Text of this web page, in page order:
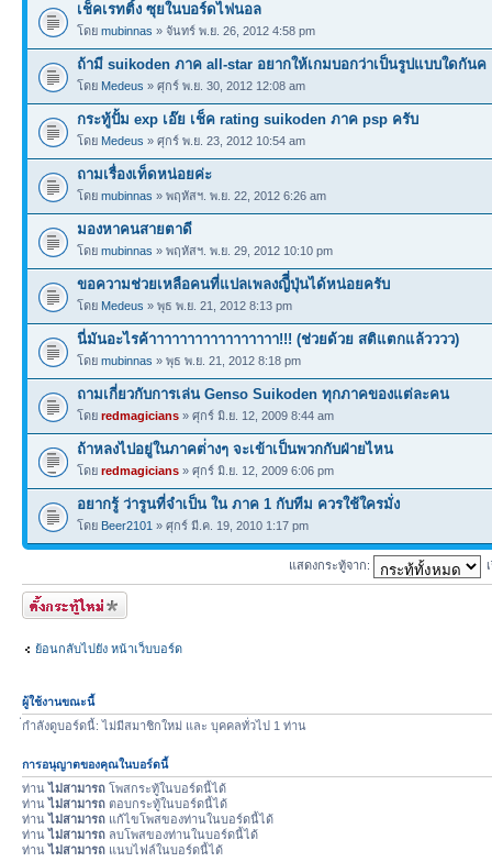
เช็คเรทติ้ง ซุยในบอร์ดไฟนอล
โดย mubinnas » จันทร์ พ.ย. 26, 2012 4:58 pm
ถ้ามี suikoden ภาค all-star อยากให้เกมบอกว่าเป็นรูปแบบใดกันค
โดย Medeus » ศุกร์ พ.ย. 30, 2012 12:08 am
กระทู้ปั้ม exp เอ๊ย เช็ค rating suikoden ภาค psp ครับ
โดย Medeus » ศุกร์ พ.ย. 23, 2012 10:54 am
ถามเรื่องเท็ดหน่อยค่ะ
โดย mubinnas » พฤหัสฯ. พ.ย. 22, 2012 6:26 am
มองหาคนสายตาดี
โดย mubinnas » พฤหัสฯ. พ.ย. 29, 2012 10:10 pm
ขอความช่วยเหลือคนที่แปลเพลงญีี่ปุ่นได้หน่อยครับ
โดย Medeus » พุธ พ.ย. 21, 2012 8:13 pm
นี่มันอะไรค้าาาาาาาาาาาาาาาาา!!! (ช่วยด้วย สติแตกแล้วววว)
โดย mubinnas » พุธ พ.ย. 21, 2012 8:18 pm
ถามเกี่ยวกับการเล่น Genso Suikoden ทุกภาคของแต่ละคน
โดย redmagicians » ศุกร์ มิ.ย. 12, 2009 8:44 am
ถ้าหลงไปอยู่ในภาคต่่างๆ จะเข้าเป็นพวกกับฝ่ายไหน
โดย redmagicians » ศุกร์ มิ.ย. 12, 2009 6:06 pm
อยากรู้ ว่ารูนที่จำเป็น ใน ภาค 1 กับทีม ควรใช้ใครมั่ง
โดย Beer2101 » ศุกร์ มี.ค. 19, 2010 1:17 pm
แสดงกระทู้จาก:
ตั้งกระทู้ใหม่
ย้อนกลับไปยัง หน้าเว็บบอร์ด
ผู้ใช้งานขณะนี้
่กำลังดูบอร์ดนี้: ไม่มีสมาชิกใหม่ และ บุคคลทั่วไป 1 ท่าน
การอนุญาตของคุณในบอร์ดนี้
ท่านไม่สามารถ โพสกระทู้ในบอร์ดนี้ได้
ท่านไม่สามารถ ตอบกระทู้ในบอร์ดนี้ได้
ท่านไม่สามารถ แก้ไขโพสของท่านในบอร์ดนี้ได้
ท่านไม่สามารถ ลบโพสของท่านในบอร์ดนี้ได้
ท่านไม่สามารถ แนบไฟล์ในบอร์ดนี้ได้